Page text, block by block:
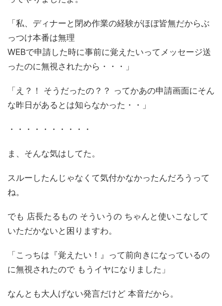
「私、ディナーと閉め作業の経験がほぼ皆無だからぶ
っつけ本番は無理
WEBで申請した時に事前に覚えたいってメッセージ送
ったのに無視されたから・・・」
「え？！ そうだったの？？ ってかあの申請画面にそん
な昨日があるとは知らなかった・・」
・・・・・・・・・・
ま、そんな気はしてた。
スルーしたんじゃなくて気付かなかったんだろうって
ね。
でも 店長たるもの そういうの ちゃんと使いこなして
いただかないと困りますわ。
「こっちは『覚えたい！』って前向きになっているの
に無視されたので もうイヤになりました」
なんとも大人げない発言だけど 本音だから。